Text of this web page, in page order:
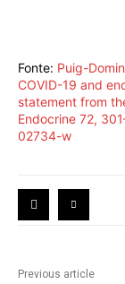
Fonte: Puig-
COVID-19 and
statement from
Endocrine 72,
02734-w
Previous article